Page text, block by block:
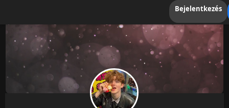
Bejelentkezés